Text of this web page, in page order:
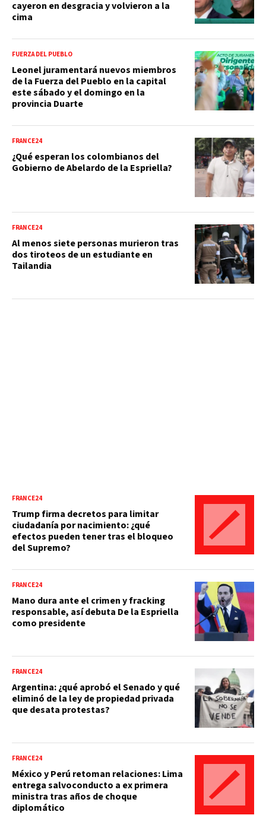
cayeron en desgracia y volvieron a la
cima
FUERZA DEL PUEBLO
Leonel juramentará nuevos miembros
de la Fuerza del Pueblo en la capital
este sábado y el domingo en la
provincia Duarte
FRANCE24
¿Qué esperan los colombianos del
Gobierno de Abelardo de la Espriella?
FRANCE24
Al menos siete personas murieron tras
dos tiroteos de un estudiante en
Tailandia
FRANCE24
Trump firma decretos para limitar
ciudadanía por nacimiento: ¿qué
efectos pueden tener tras el bloqueo
del Supremo?
FRANCE24
Mano dura ante el crimen y fracking
responsable, así debuta De la Espriella
como presidente
FRANCE24
Argentina: ¿qué aprobó el Senado y qué
eliminó de la ley de propiedad privada
que desata protestas?
FRANCE24
México y Perú retoman relaciones: Lima
entrega salvoconducto a ex primera
ministra tras años de choque
diplomático